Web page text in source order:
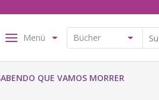
Menü
QUE VAMOS MORRER